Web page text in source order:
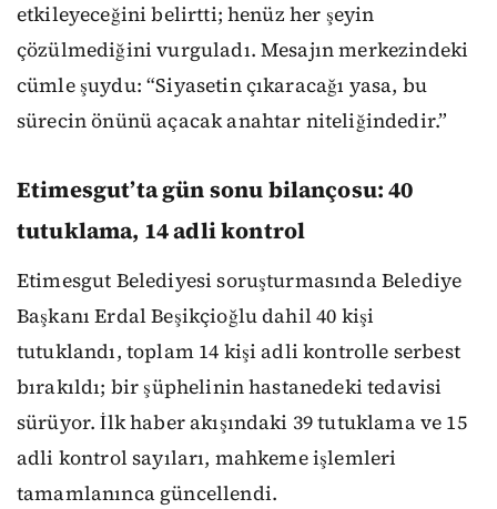
etkileyeceğini belirtti; henüz her şeyin
çözülmediğini vurguladı. Mesajın merkezindeki
cümle şuydu: “Siyasetin çıkaracağı yasa, bu
sürecin önünü açacak anahtar niteliğindedir.”
Etimesgut’ta gün sonu bilançosu: 40
tutuklama, 14 adli kontrol
Etimesgut Belediyesi soruşturmasında Belediye
Başkanı Erdal Beşikçioğlu dahil 40 kişi
tutuklandı, toplam 14 kişi adli kontrolle serbest
bırakıldı; bir şüphelinin hastanedeki tedavisi
sürüyor. İlk haber akışındaki 39 tutuklama ve 15
adli kontrol sayıları, mahkeme işlemleri
tamamlanınca güncellendi.